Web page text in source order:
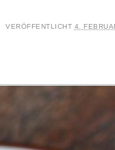
VERÖFFENTLICHT 4.